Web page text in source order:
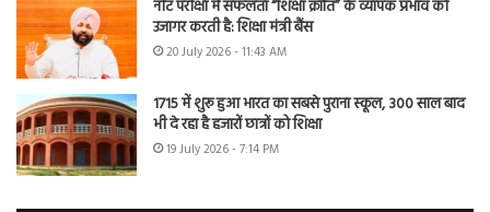
नीट परीक्षा में सफलता “शिक्षा क्रांति” के व्यापक प्रभाव को
उजागर करती है: शिक्षा मंत्री बैंस
20 July 2026 - 11:43 AM
1715 में शुरू हुआ भारत का सबसे पुराना स्कूल, 300 साल बाद
भी दे रहा है हजारों छात्रों को शिक्षा
19 July 2026 - 7:14 PM